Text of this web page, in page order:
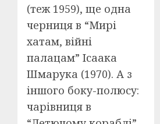
(теж 1959), ще одна
черниця в “Мирі
хатам, війні
палацам” Ісаака
Шмарука (1970). А з
іншого боку-полюсу:
чарівниця в